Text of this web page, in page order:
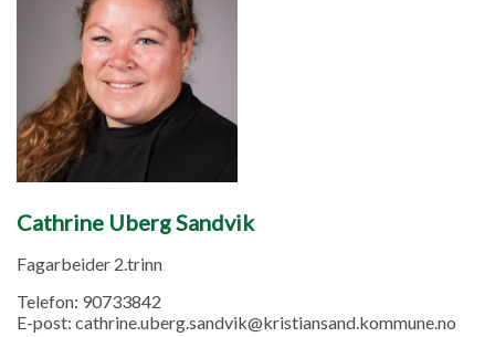
Cathrine Uberg Sandvik
Fagarbeider 2.trinn
Telefon: 90733842
E-post: cathrine.uberg.sandvik@kristiansand.kommune.no